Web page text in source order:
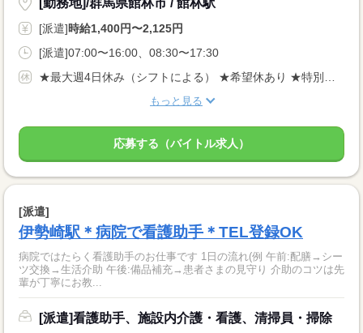
[派遣]時給1,400円〜2,125円
[派遣]07:00〜16:00、08:30〜17:30
もっと見る
応募する（バイトル求人）
[派遣]
伊勢崎駅＊病院で看護助手＊TEL登録OK
病院ではたらく看護助手のお仕事です 1日の流れ(例 午前:配膳→シー
ツ交換→生活介助 午後:備品補充→患者さまの見守り 介助のコツは先
輩が丁寧にお教...
[派遣]看護助手、施設内介護・看護、清掃員・掃除